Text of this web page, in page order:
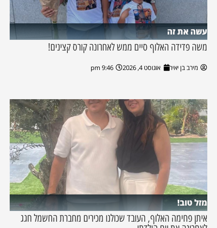
עשה את זה
משה פדידה האלוף סיים ממש לאחרונה קורס קצינים!
מירב בן יאיר אוגוסט 4, 2026 9:46 pm
מזל טוב!
איתן פחימה האלוף, העובד שכולנו מכירים מחברת החשמל חגג